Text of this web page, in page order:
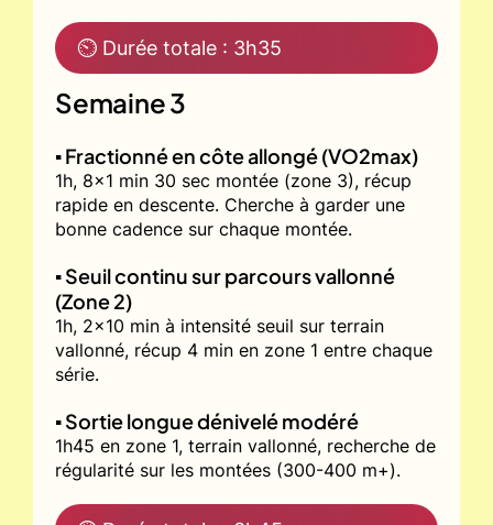
⏲ Durée totale : 3h35
Semaine 3
▪️ Fractionné en côte allongé (VO2max)
1h, 8x1 min 30 sec montée (zone 3), récup
rapide en descente. Cherche à garder une
bonne cadence sur chaque montée.
▪️ Seuil continu sur parcours vallonné
(Zone 2)
1h, 2x10 min à intensité seuil sur terrain
vallonné, récup 4 min en zone 1 entre chaque
série.
▪️ Sortie longue dénivelé modéré
1h45 en zone 1, terrain vallonné, recherche de
régularité sur les montées (300-400 m+).